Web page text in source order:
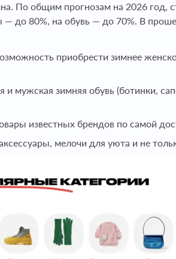
По общим прогнозам на 2026 год,
— до 80%, на обувь — до 70%. В
приобрести зимнее
мужская зимняя обувь (ботинки,
известных брендов по самой
мелочи для уюта и не